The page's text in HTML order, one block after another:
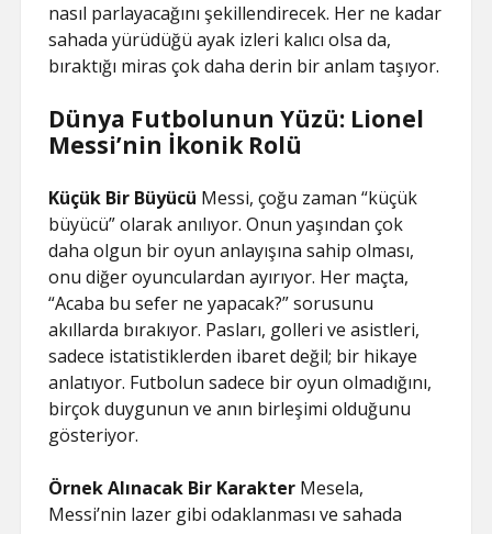
nasıl parlayacağını şekillendirecek. Her ne kadar
sahada yürüdüğü ayak izleri kalıcı olsa da,
bıraktığı miras çok daha derin bir anlam taşıyor.
Dünya Futbolunun Yüzü: Lionel
Messi’nin İkonik Rolü
Küçük Bir Büyücü Messi, çoğu zaman “küçük
büyücü” olarak anılıyor. Onun yaşından çok
daha olgun bir oyun anlayışına sahip olması,
onu diğer oyunculardan ayırıyor. Her maçta,
“Acaba bu sefer ne yapacak?” sorusunu
akıllarda bırakıyor. Pasları, golleri ve asistleri,
sadece istatistiklerden ibaret değil; bir hikaye
anlatıyor. Futbolun sadece bir oyun olmadığını,
birçok duygunun ve anın birleşimi olduğunu
gösteriyor.
Örnek Alınacak Bir Karakter Mesela,
Messi’nin lazer gibi odaklanması ve sahada